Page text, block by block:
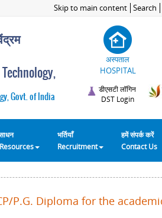
Skip to main content Search
Govt. of India
अस्पताल
HOSPITAL
डीएसटी लॉगिन
DST Login
भर्तियाँ
Recruitment
हमें संपर्क करें
Contact Us
P.G. Diploma for the